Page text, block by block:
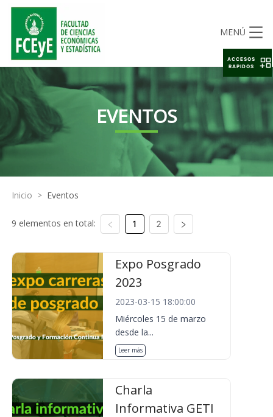
MENÚ
EVENTOS
Inicio > Eventos
9 elementos en total: 1 2
Expo Posgrado
2023
2023-03-15 18:00:00
Miércoles 15 de marzo
desde la...
Leer más
Charla
Informativa GETI
ACCESOS
RAPIDOS